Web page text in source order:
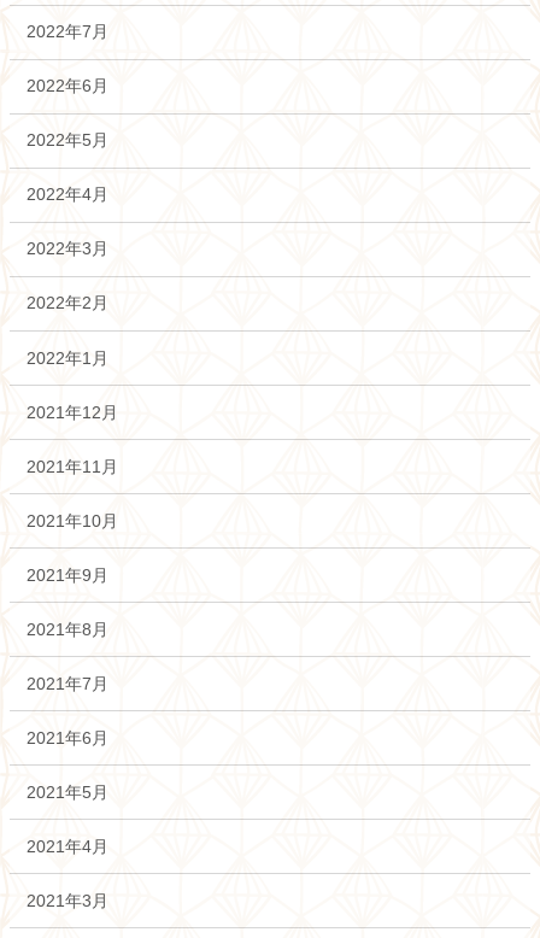
2022年7月
2022年6月
2022年5月
2022年4月
2022年3月
2022年2月
2022年1月
2021年12月
2021年11月
2021年10月
2021年9月
2021年8月
2021年7月
2021年6月
2021年5月
2021年4月
2021年3月